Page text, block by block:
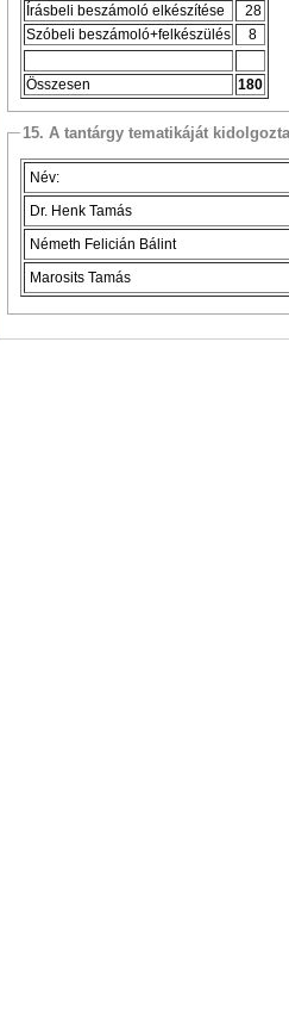
Írásbeli beszámoló elkészítése
28
Szóbeli beszámoló+felkészülés
8
Összesen 180
15. A tantárgy tematikáját kidolgozta
Név:
Dr. Henk Tamás
Németh Felicián Bálint
Marosits Tamás